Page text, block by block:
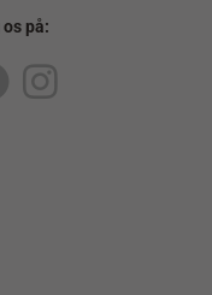
os på:
I